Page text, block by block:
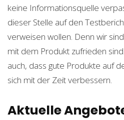
keine Informationsquelle
dieser Stelle auf den
verweisen wollen. Denn wir
mit dem Produkt zufrieden
auch, dass gute Produkte auf
sich mit der Zeit verbessern.
Aktuelle